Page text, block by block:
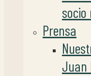
socio
Prensa
Juan